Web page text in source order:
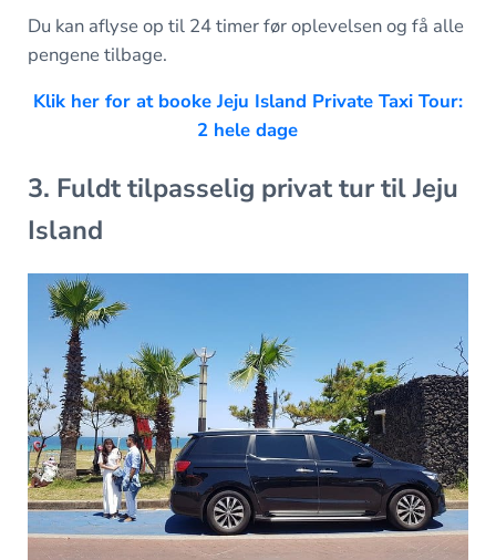
Du kan aflyse op til 24 timer før oplevelsen og få alle
pengene tilbage.
Klik her for at booke Jeju Island Private Taxi Tour:
2 hele dage
3. Fuldt tilpasselig privat tur til Jeju
Island